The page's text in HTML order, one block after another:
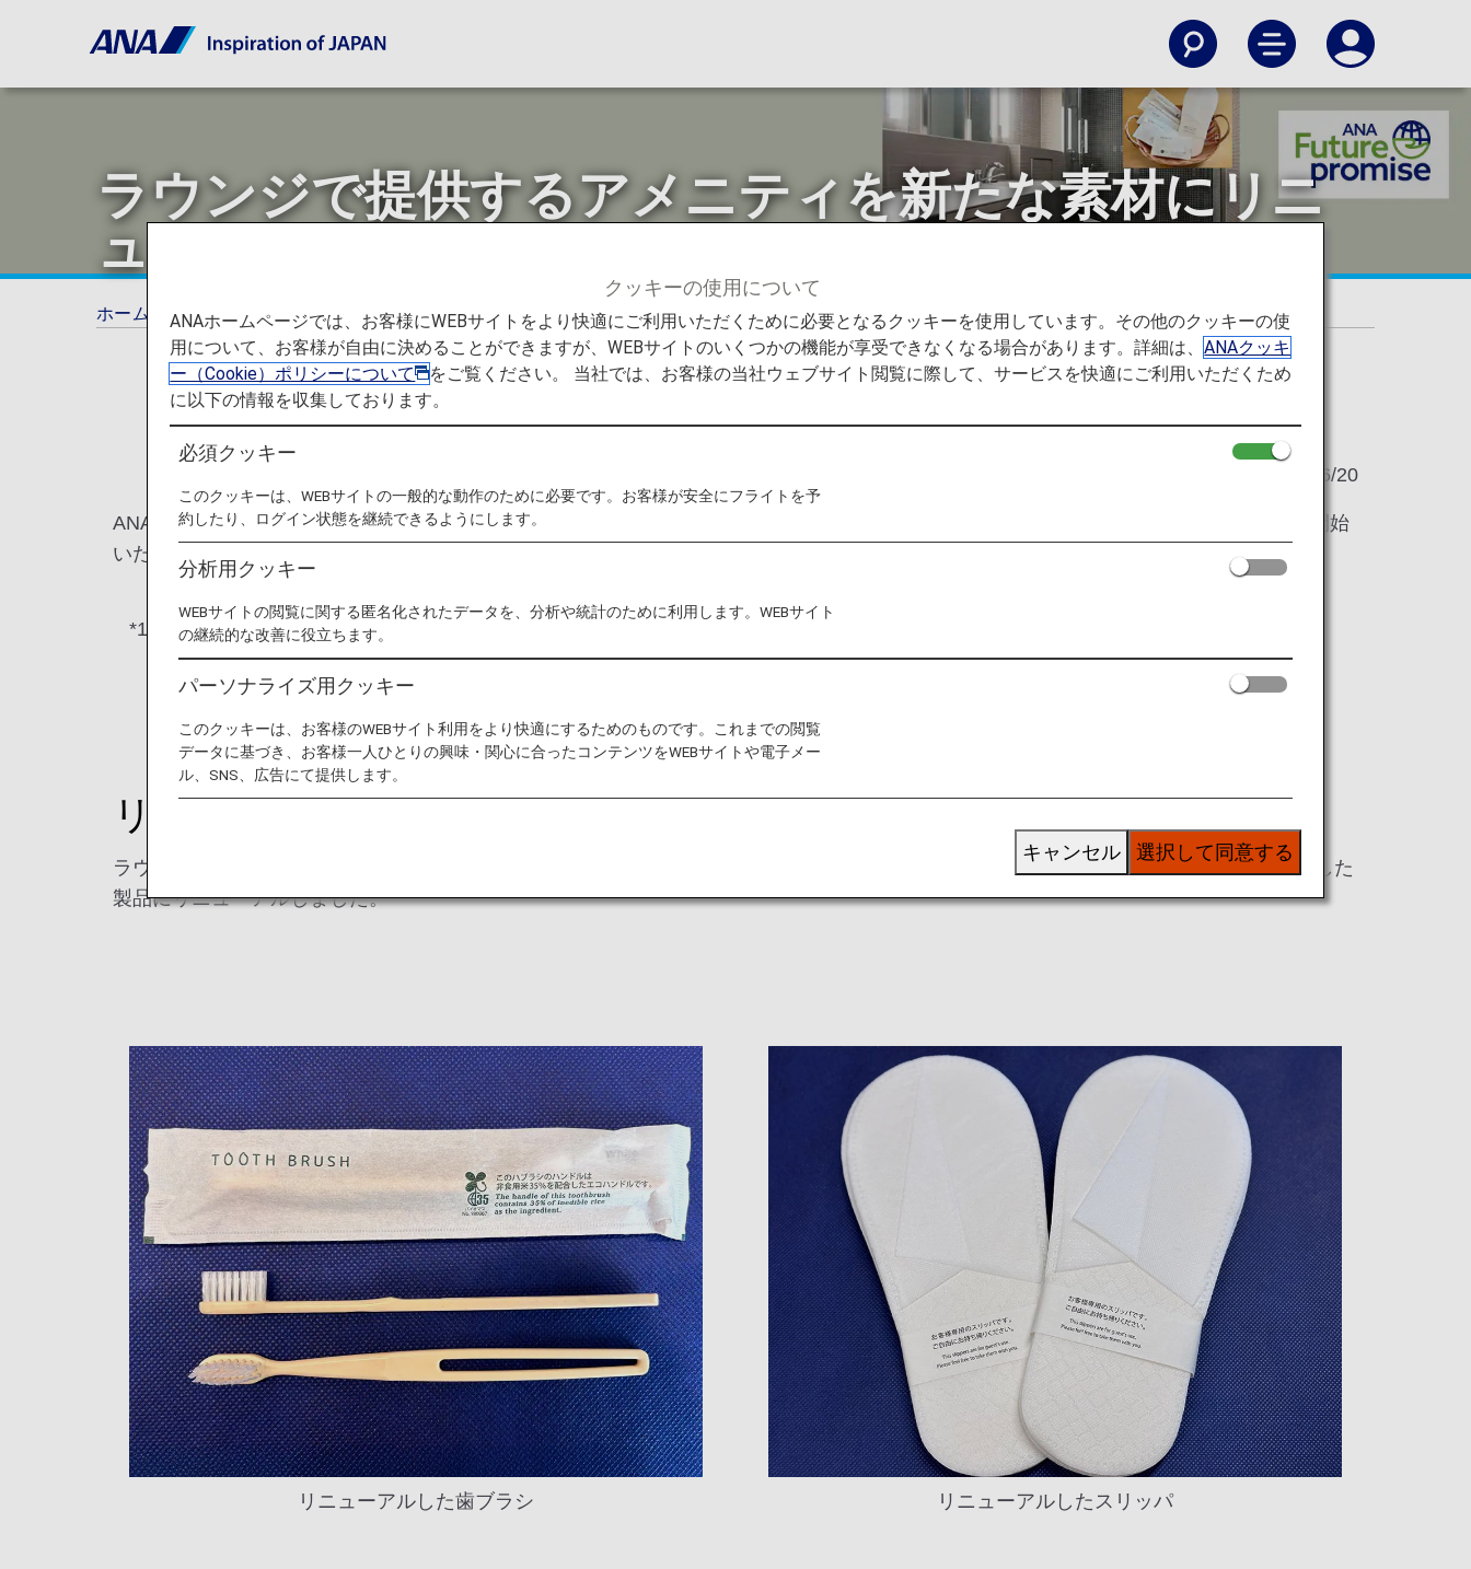
ラウンジで提供するアメニティを新たな素材にリニ
ューアル
ホーム ANAからのお知らせ ANA Future Promise ラウンジで提供するアメニティを新たな素材にリニューアル
2025/06/20
ANAは、2025年4月中旬より順次、羽田空港・成田空港のラウンジ*1内にあるシャワールームにて、環境に配慮したアメニティの提供を開始
いたしました。
*1.
羽田空港・成田空港のラウンジの詳細については、以下「ラウンジはこちら」をご覧ください。
羽田国際空港ラウンジはこちら
リニューアルしたアメニティの内容
ラウンジ内にあるシャワールームでは、歯ブラシやスリッパなどのアメニティを提供していますが、このたび、環境配慮型の素材を使用した
製品にリニューアルしました。
リニューアルした歯ブラシ リニューアルしたスリッパ
クッキーの使用について
ANAホームページでは、お客様にWEBサイトをより快適にご利用いただくために必要となるクッキーを使用しています。その他のクッキーの使
用について、お客様が自由に決めることができますが、WEBサイトのいくつかの機能が享受できなくなる場合があります。詳細は、ANAクッキ
ー（Cookie）ポリシーについて
をご覧ください。 当社では、お客様の当社ウェブサイト閲覧に際して、サービスを快適にご利用いただくため
に以下の情報を収集しております。
必須クッキー
このクッキーは、WEBサイトの一般的な動作のために必要です。お客様が安全にフライトを予
約したり、ログイン状態を継続できるようにします。
分析用クッキー
WEBサイトの閲覧に関する匿名化されたデータを、分析や統計のために利用します。WEBサイト
の継続的な改善に役立ちます。
パーソナライズ用クッキー
このクッキーは、お客様のWEBサイト利用をより快適にするためのものです。これまでの閲覧
データに基づき、お客様一人ひとりの興味・関心に合ったコンテンツをWEBサイトや電子メー
ル、SNS、広告にて提供します。
選択して同意する
キャンセル